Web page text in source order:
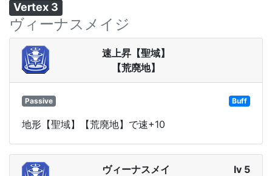
Vertex 3
ヴィーナスメイジ
速上昇【聖域】
【荒廃地】
Passive Buff
地形【聖域】【荒廃地】で速+10
ヴィーナスメイ
lv 5